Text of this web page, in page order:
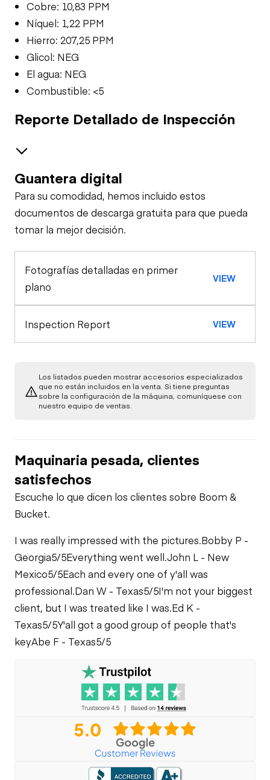
Cobre: 10,83 PPM
Níquel: 1,22 PPM
Hierro: 207,25 PPM
Glicol: NEG
El agua: NEG
Combustible: <5
Reporte Detallado de Inspección
Brakes / Tires
Rear Axle
Rear Axle
Cab
Seat Belts
Horn
Heater
Configuration
Oil Sample Analysis (engine)
General Appearance
Exterior Lights
Engine
Air Compressor
Oil Leaks
Fuel Leaks
Cooling System
Leaks
Transmission
PTO Pump
Limited Function
Limited Function
Check
Guantera digital
Para su comodidad, hemos incluido estos
documentos de descarga gratuita para que pueda
tomar la mejor decisión.
Fotografías detalladas en primer
plano
VIEW
Inspection Report VIEW
Los listados pueden mostrar accesorios especializados
que no están incluidos en la venta. Si tiene preguntas
sobre la configuración de la máquina, comuníquese con
nuestro equipo de ventas.
Maquinaria pesada, clientes
satisfechos
Escuche lo que dicen los clientes sobre Boom &
Bucket.
I was really impressed with the pictures.Bobby P -
Georgia5/5Everything went well.John L - New
Mexico5/5Each and every one of y'all was
professional.Dan W - Texas5/5I'm not your biggest
client, but I was treated like I was.Ed K -
Texas5/5Y'all got a good group of people that's
keyAbe F - Texas5/5